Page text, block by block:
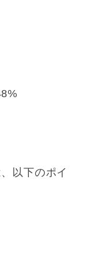
以下のポイ